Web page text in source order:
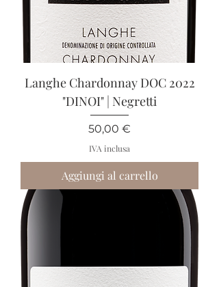
Langhe Chardonnay DOC 2022
"DINOI" | Negretti
Prezzo
50,00 €
IVA inclusa
Aggiungi al carrello